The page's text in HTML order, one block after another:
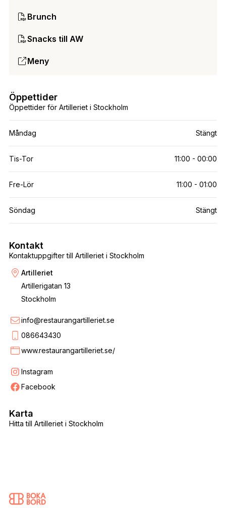
Brunch
Snacks till AW
Meny
Öppettider för Artilleriet i Stockholm
Öppettider
Måndag Stängt
Tis-Tor 11:00 - 00:00
Fre-Lör 11:00 - 01:00
Söndag Stängt
Kontaktuppgifter till Artilleriet i Stockholm
Kontakt
Artilleriet
Artillerigatan 13
Stockholm
info@restaurangartilleriet.se
086643430
www.restaurangartilleriet.se/
Instagram
Facebook
Hitta till Artilleriet i Stockholm
Karta